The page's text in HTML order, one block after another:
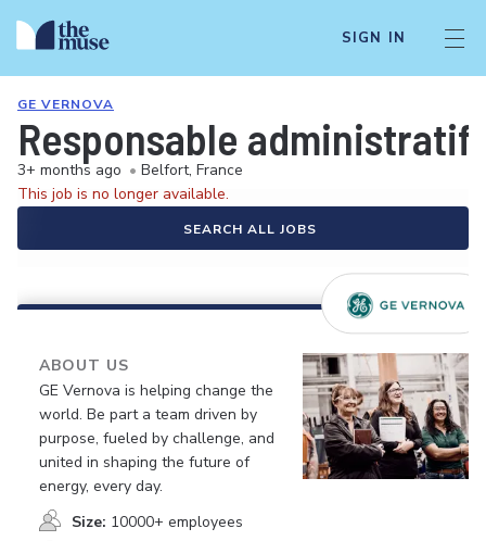
SIGN IN
GE VERNOVA
Responsable
3+ months ago • Belfort, France
This job is no longer available.
SEARCH ALL JOBS
ABOUT US
GE Vernova is helping change the
world. Be part a team driven by
purpose, fueled by challenge, and
united in shaping the future of
energy, every day.
Size: 10000+ employees